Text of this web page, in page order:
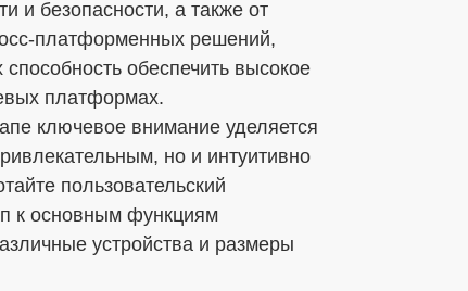
и безопасности, а также от
платформенных решений,
обеспечить высокое
платформах.
ключевое внимание уделяется
но и интуитивно
пользовательский
к основным функциям
устройства и размеры